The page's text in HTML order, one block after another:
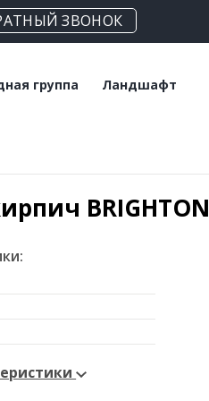
ЗВОНОК
группа
ступени
Ландшафт
BRIGHTON